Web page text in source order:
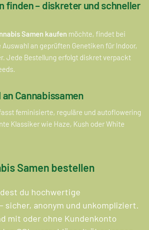
finden – diskreter und schneller
Samen kaufen möchte, findet bei
Auswahl an geprüften Genetiken für Indoor,
Jede Bestellung erfolgt diskret verpackt
Cannabissamen
feminisierte, reguläre und autoflowering
Klassiker wie Haze, Kush oder White
Samen bestellen
du hochwertige
– sicher, anonym und unkompliziert.
mit oder ohne Kundenkonto